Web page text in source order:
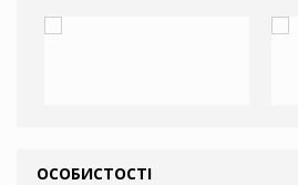
ОСОБИСТОСТІ